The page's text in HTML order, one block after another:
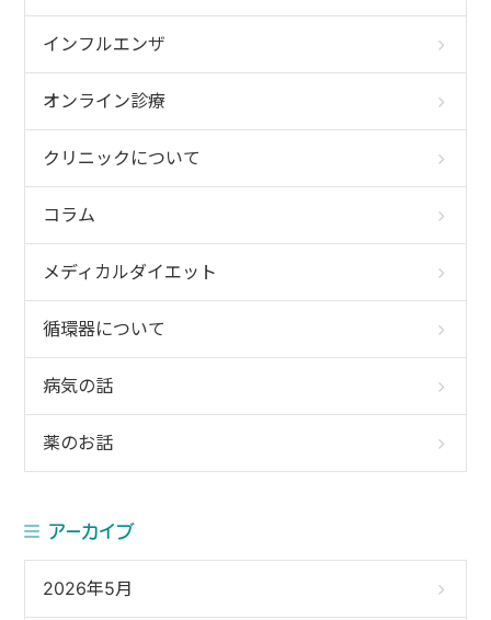
インフルエンザ
オンライン診療
クリニックについて
コラム
メディカルダイエット
循環器について
病気の話
薬のお話
アーカイブ
2026年5月